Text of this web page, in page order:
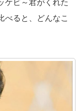
ケビ～君がくれた
べると、どんなこ